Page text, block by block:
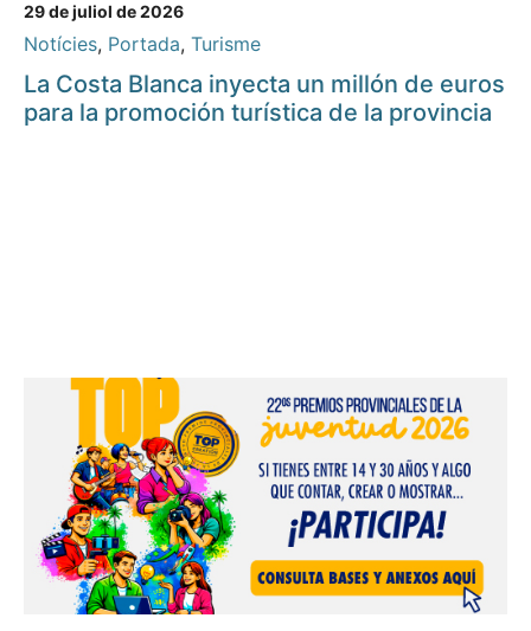
29 de juliol de 2026
Notícies, Portada, Turisme
La Costa Blanca inyecta un millón de euros
para la promoción turística de la provincia